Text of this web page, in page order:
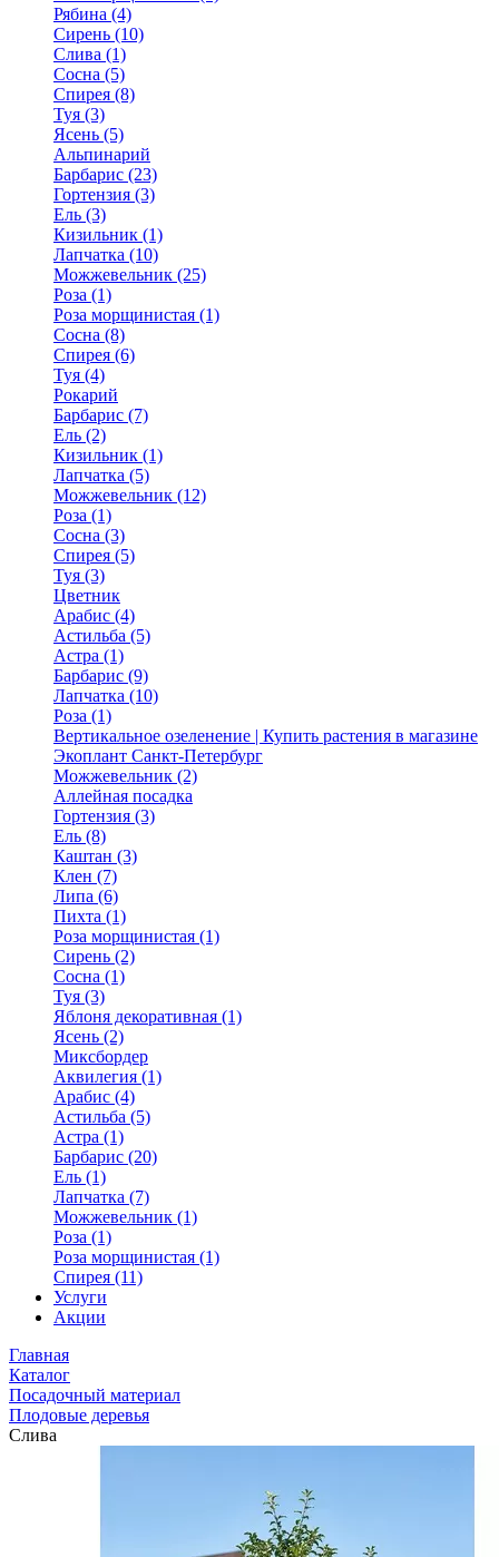
Рябина (4)
Сирень (10)
Слива (1)
Сосна (5)
Спирея (8)
Туя (3)
Ясень (5)
Альпинарий
Барбарис (23)
Гортензия (3)
Ель (3)
Кизильник (1)
Лапчатка (10)
Можжевельник (25)
Роза (1)
Роза морщинистая (1)
Сосна (8)
Спирея (6)
Туя (4)
Рокарий
Барбарис (7)
Ель (2)
Кизильник (1)
Лапчатка (5)
Можжевельник (12)
Роза (1)
Сосна (3)
Спирея (5)
Туя (3)
Цветник
Арабис (4)
Астильба (5)
Астра (1)
Барбарис (9)
Лапчатка (10)
Роза (1)
Вертикальное озеленение | Купить растения в магазине
Экоплант Санкт-Петербург
Можжевельник (2)
Аллейная посадка
Гортензия (3)
Ель (8)
Каштан (3)
Клен (7)
Липа (6)
Пихта (1)
Роза морщинистая (1)
Сирень (2)
Сосна (1)
Туя (3)
Яблоня декоративная (1)
Ясень (2)
Миксбордер
Аквилегия (1)
Арабис (4)
Астильба (5)
Астра (1)
Барбарис (20)
Ель (1)
Лапчатка (7)
Можжевельник (1)
Роза (1)
Роза морщинистая (1)
Спирея (11)
Услуги
Акции
Главная
Каталог
Посадочный материал
Плодовые деревья
Слива